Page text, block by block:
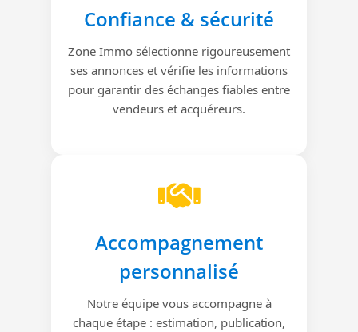
Confiance & sécurité
Zone Immo sélectionne rigoureusement
ses annonces et vérifie les informations
pour garantir des échanges fiables entre
vendeurs et acquéreurs.
Accompagnement
personnalisé
Notre équipe vous accompagne à
chaque étape : estimation, publication,